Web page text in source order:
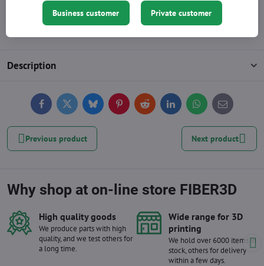
shopping cart
Description
FacebookTwitterBlueskyPinterestReddit LinkedInWhatsApp
E-
mail
Previous product Next product
Why shop at on-line store FIBER3D
High quality goods
We produce parts with high
quality, and we test others for
a long time.
Wide range for 3D
printing
We hold over 6000 items in
stock, others for delivery
within a few days.
Business customer Private customer